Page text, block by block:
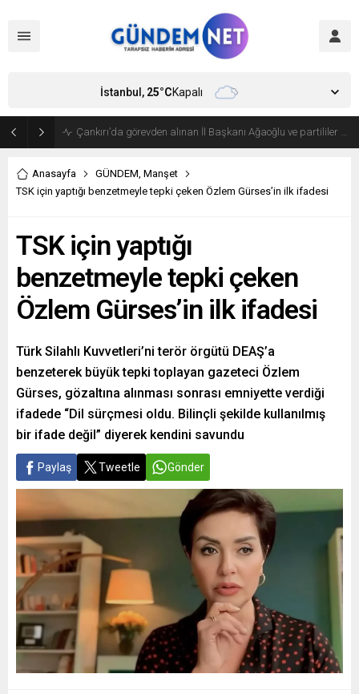
Bakan Fidan, Hamas Siyasi Büro Şefi Hayye’yi kabul etti
İstanbul, 25°CKapalı
Anasayfa GÜNDEM, Manşet
TSK için yaptığı benzetmeyle tepki çeken Özlem Gürses’in ilk ifadesi
TSK için yaptığı
benzetmeyle tepki çeken
Özlem Gürses’in ilk ifadesi
Türk Silahlı Kuvvetleri’ni terör örgütü DEAŞ’a
benzeterek büyük tepki toplayan gazeteci Özlem
Gürses, gözaltına alınması sonrası emniyette verdiği
ifadede “Dil sürçmesi oldu. Bilinçli şekilde kullanılmış
bir ifade değil” diyerek kendini savundu
Paylaş Tweetle Gönder